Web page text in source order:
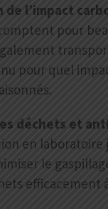
de l’impact
pour
pour quel
déchets et
en laboratoire
le
efficacement